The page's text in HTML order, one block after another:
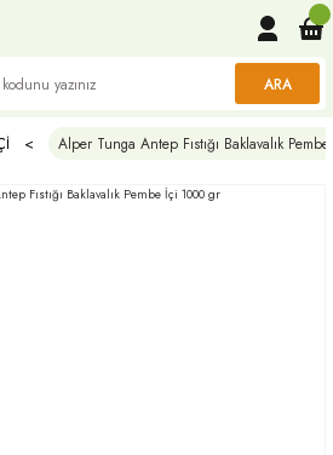
ARA
Alper Tunga Antep Fıstığı Baklavalık